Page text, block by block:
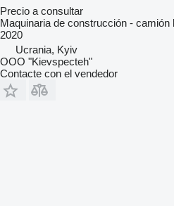
Precio a consultar
Maquinaria de construcción - camión
2020
Ucrania, Kyiv
OOO "Kievspecteh"
Contacte con el vendedor